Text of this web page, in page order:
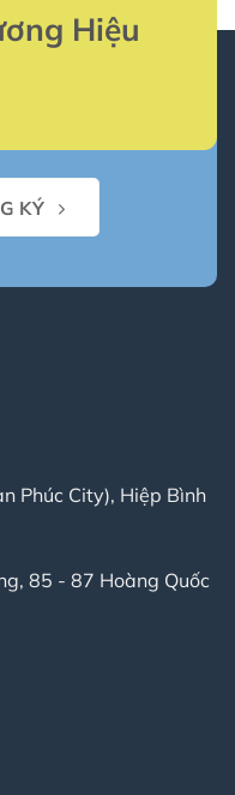
Hiệu
KÝ
Phúc City), Hiệp Bình
85 - 87 Hoàng Quốc